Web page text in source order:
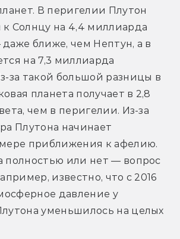
В перигелии Плутон
Солнцу на 4,4 миллиарда
ближе, чем Нептун, а в
на 7,3 миллиарда
за такой большой разницы в
планета получает в 2,8
чем в перигелии. Из-за
Плутона начинает
приближения к афелию.
полностью или нет — вопрос
известно, что с 2016
давление у
уменьшилось на целых